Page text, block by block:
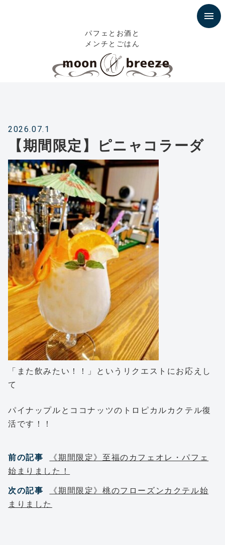
パフェとお酒と
メンチとごはん
2026.07.1
【期間限定】ピニャコラーダ
「また飲みたい！！」というリクエストにお応えし
て
パイナップルとココナッツのトロピカルカクテル復
活です！！
前の記事
《期間限定》至福のカフェオレ・パフェ
始まりました！
次の記事
《期間限定》桃のフローズンカクテル始
まりました